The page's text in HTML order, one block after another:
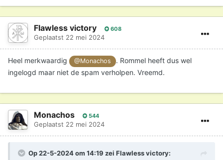
Flawless victory 608
Geplaatst 22 mei 2024
Heel merkwaardig @Monachos
. Rommel heeft dus wel
ingelogd maar niet de spam verholpen. Vreemd.
Monachos 544
Geplaatst 22 mei 2024
Op 22-5-2024 om 14:19 zei Flawless victory: